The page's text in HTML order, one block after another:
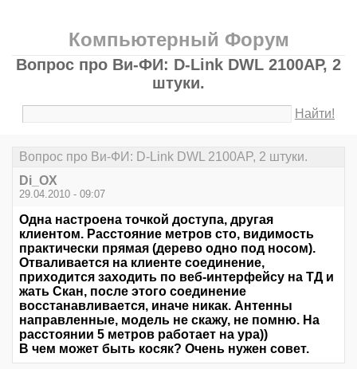
Компьютерный Форум
Вопрос про Ви-ФИ: D-Link DWL 2100AP, 2
штуки.
Найти!
Вопрос про Ви-ФИ: D-Link DWL 2100AP, 2 штуки.
Di_OX
29.04.2010 - 09:07
Одна настроена точкой доступа, другая
клиентом. Расстояние метров сто, видимость
практически прямая (дерево одно под носом).
Отваливается на клиенте соединение,
приходится заходить по веб-интерфейсу на ТД и
жать Скан, после этого соединение
восстанавливается, иначе никак. Антенны
направленные, модель не скажу, не помню. На
расстоянии 5 метров работает на ура))
В чем может быть косяк? Очень нужен совет.